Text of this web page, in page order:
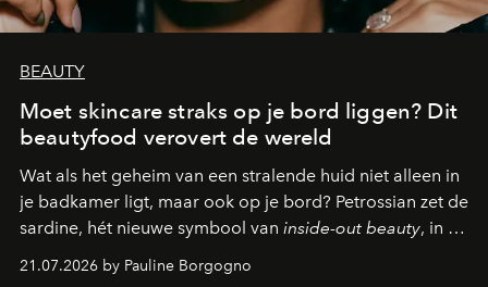
BEAUTY
Moet skincare straks op je bord liggen? Dit
beautyfood verovert de wereld
Wat als het geheim van een stralende huid niet alleen in
je badkamer ligt, maar ook op je bord? Petrossian zet de
sardine, hét nieuwe symbool van inside-out beauty, in de
kijker met twee gastronomische creaties.
21.07.2026 by Pauline Borgogno